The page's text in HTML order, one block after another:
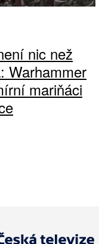
nic než
Warhammer
mariňáci